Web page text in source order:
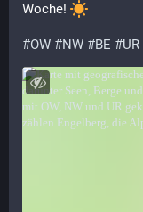
Woche!
#OW #NW #BE #UR